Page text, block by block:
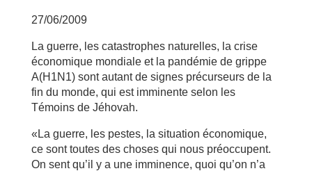
27/06/2009
La guerre, les catastrophes naturelles, la crise
économique mondiale et la pandémie de grippe
A(H1N1) sont autant de signes précurseurs de la
fin du monde, qui est imminente selon les
Témoins de Jéhovah.
«La guerre, les pestes, la situation économique,
ce sont toutes des choses qui nous préoccupent.
On sent qu’il y a une imminence, quoi qu’on n’a